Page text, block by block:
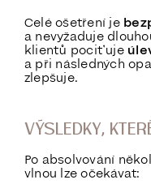
Celé ošetření je
a nevyžaduje
klientů pociťuje
a při následných
zlepšuje.
VÝSLEDKY,
Po absolvování
vlnou lze očekávat: